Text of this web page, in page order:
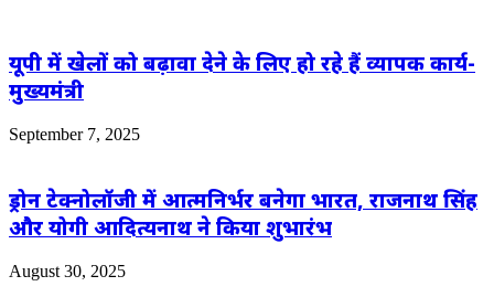
यूपी में खेलों को बढ़ावा देने के लिए हो रहे हैं व्यापक कार्य-
मुख्यमंत्री
September 7, 2025
ड्रोन टेक्नोलॉजी में आत्मनिर्भर बनेगा भारत, राजनाथ सिंह
और योगी आदित्यनाथ ने किया शुभारंभ
August 30, 2025